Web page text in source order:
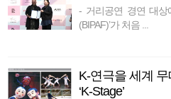
- 거리공연 경연 대상
(BIPAF)’가 처음 ...
K-연극을 세계
‘K-Stage’